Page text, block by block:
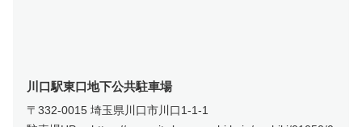
川口駅東口地下公共駐車場
〒332-0015 埼玉県川口市川口1‐1‐1